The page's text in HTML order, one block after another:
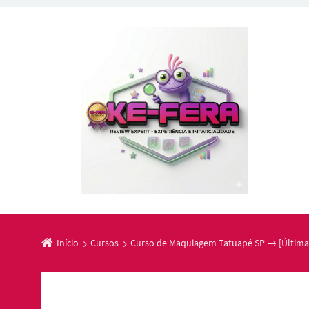
Início Cursos Curso de Maquiagem Tatuapé SP →